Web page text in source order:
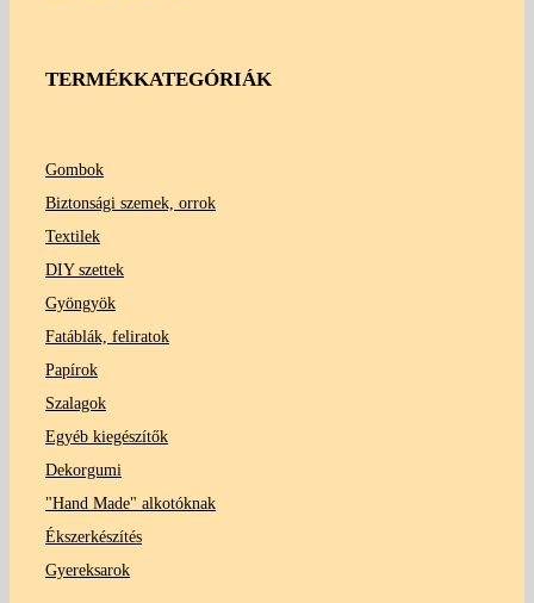
TERMÉKKATEGÓRIÁK
Gombok
Biztonsági szemek, orrok
Textilek
DIY szettek
Gyöngyök
Fatáblák, feliratok
Papírok
Szalagok
Egyéb kiegészítők
Dekorgumi
"Hand Made" alkotóknak
Ékszerkészítés
Gyereksarok